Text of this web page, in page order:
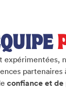
expérimentées,
confiance et de